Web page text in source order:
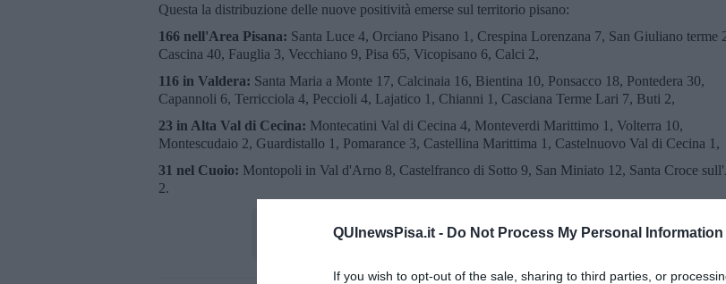
QUInewsPisa.it - Do Not Process My Personal Information
If you wish to opt-out of the sale, sharing to third parties, or
Questa la distribuzione delle nuove positività emerse sul territorio pisano:
166 nell'Area Pisana: Santa Luce 4, Orciano Pisano 1, Crespina Lorenzana 7, San Giuliano terme
Cascina 40, Fauglia 3, Vecchiano 9, Pisa 65, Vicopisano 6, Calci 2,
116 in Valdera: Santa Maria a Monte 17, Calcinaia 16, Bientina 10, Ponsacco 18, Pontedera 30,
Capannoli 6, Terricciola 4, Peccioli 4, Lajatico 1, Chianni 1, Casciana Terme Lari 7, Buti 2,
23 in Alta Val di Cecina: Montecatini Val di Cecina 4, Monteverdi Marittimo 1, Volterra 10,
Montescudaio 2, Guardistallo 1, Pomarance 3, Castellina Marittima 1, Castelnuovo Val di Cecina 1,
31 nel Cuoio: Montopoli in Val d'Arno 8, Castelfranco di Sotto 9, San Miniato 12, Santa Croce
2.